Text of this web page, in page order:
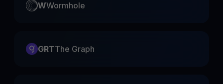
WWormhole
GRTThe Graph